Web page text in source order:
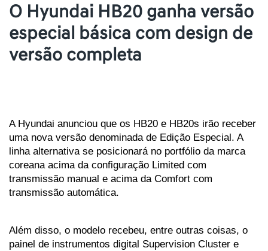
O Hyundai HB20 ganha versão
especial básica com design de
versão completa
A Hyundai anunciou que os HB20 e HB20s irão receber
uma nova versão denominada de Edição Especial. A
linha alternativa se posicionará no portfólio da marca
coreana acima da configuração Limited com
transmissão manual e acima da Comfort com
transmissão automática.
Além disso, o modelo recebeu, entre outras coisas, o
painel de instrumentos digital Supervision Cluster e